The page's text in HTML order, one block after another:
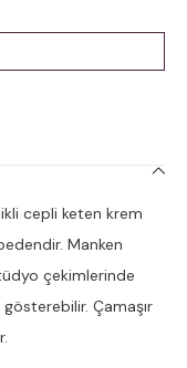
cepli keten krem
Manken
çekimlerinde
gösterebilir. Çamaşır